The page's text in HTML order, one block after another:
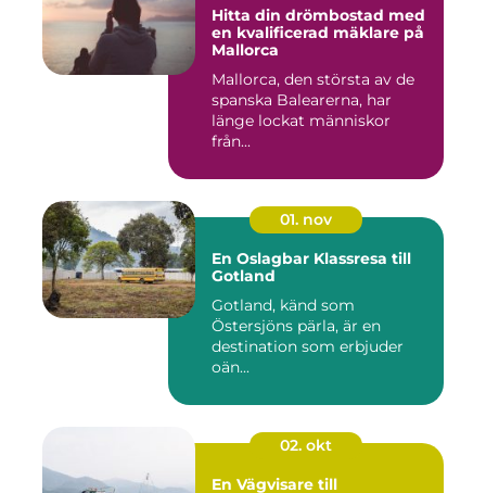
Hitta din drömbostad med
en kvalificerad mäklare på
Mallorca
Mallorca, den största av de
spanska Balearerna, har
länge lockat människor
från...
01. nov
En Oslagbar Klassresa till
Gotland
Gotland, känd som
Östersjöns pärla, är en
destination som erbjuder
oän...
02. okt
En Vägvisare till